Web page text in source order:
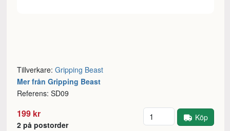
Tillverkare:Gripping Beast
Mer från Gripping Beast
Referens: SD09
199 kr
2 på postorder
Antal Köp